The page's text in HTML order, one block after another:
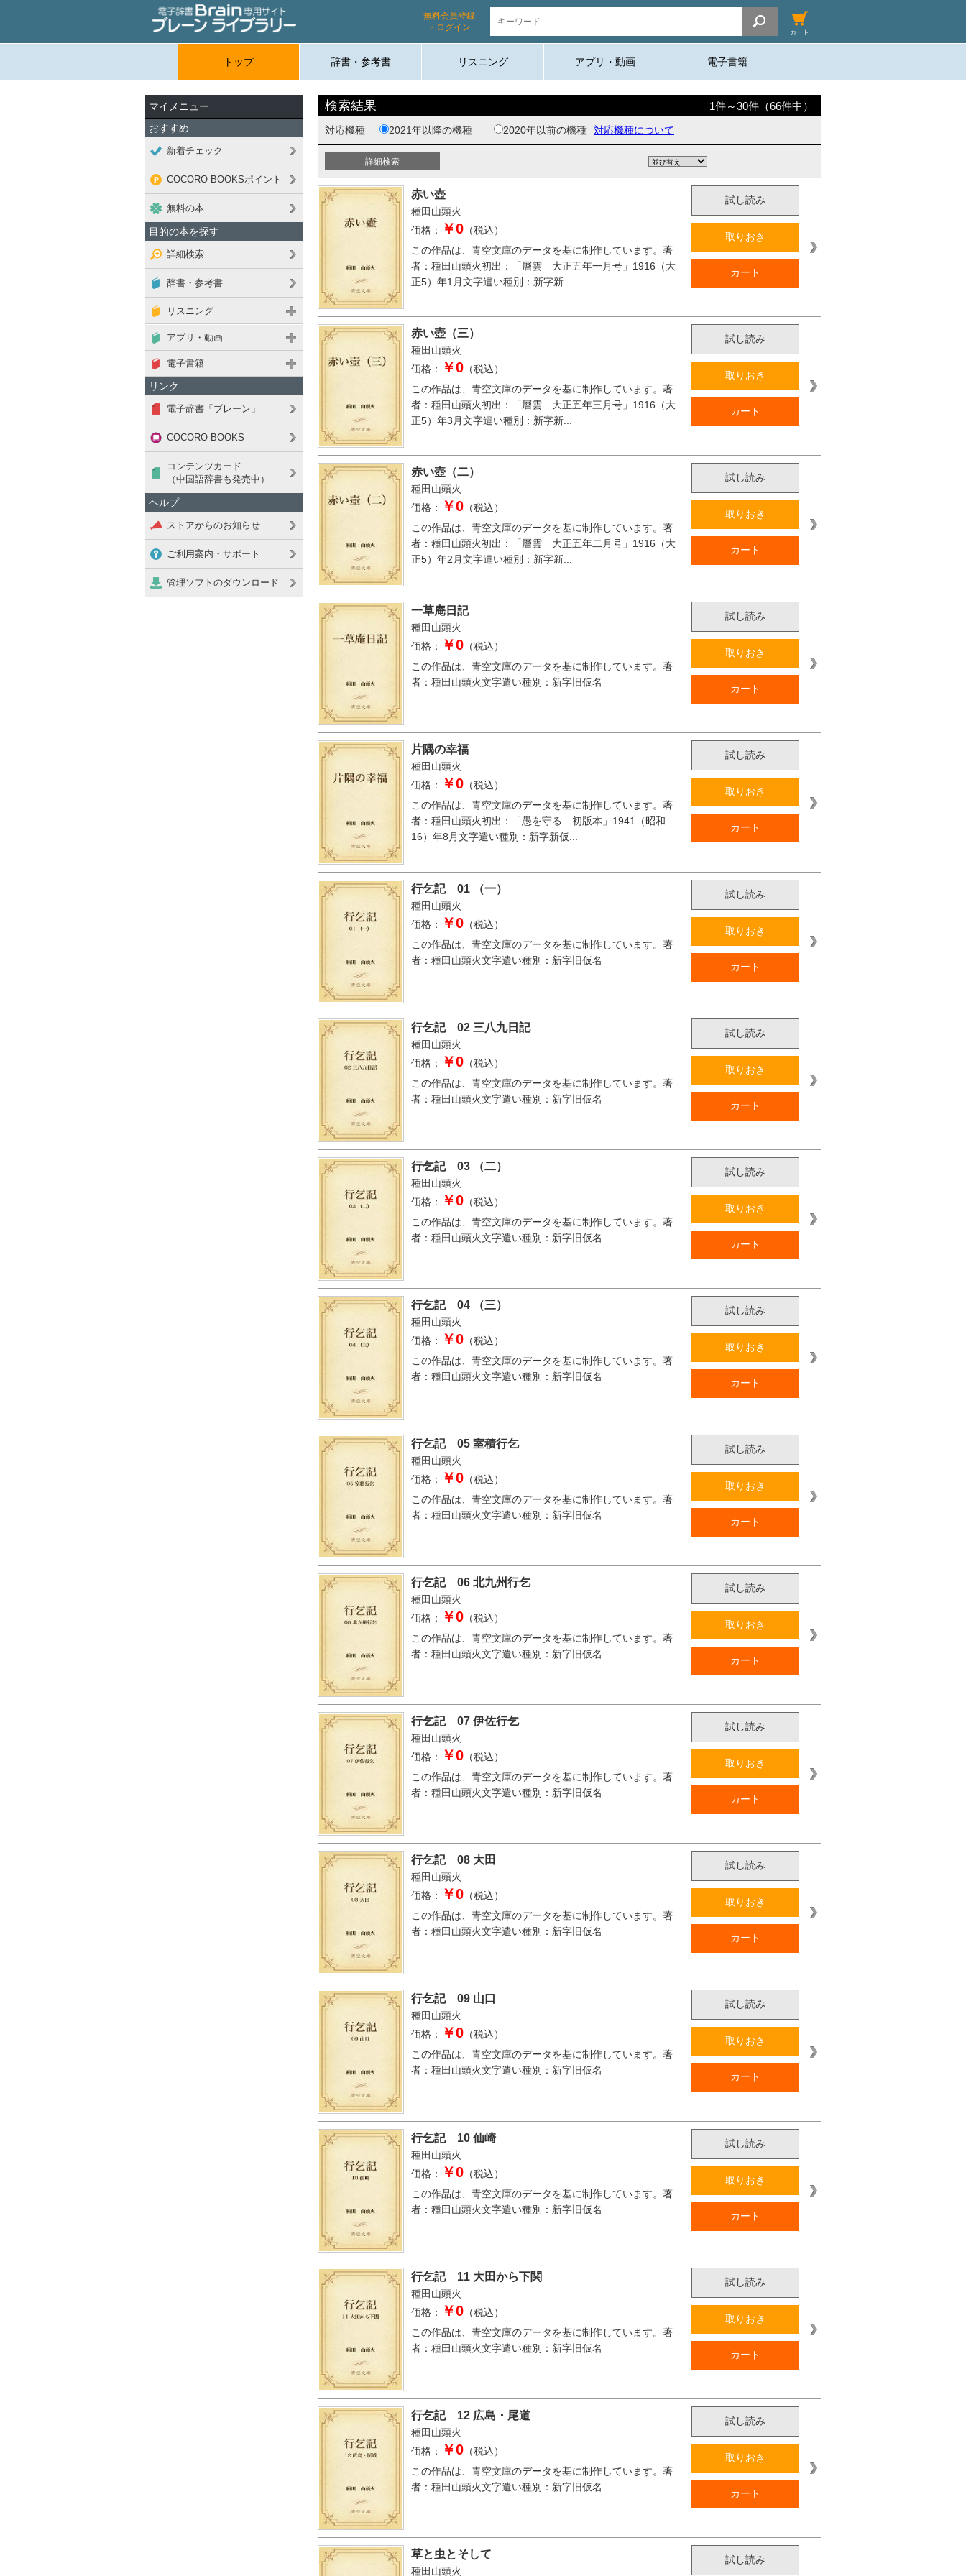
無料会員登録
・ログイン
カート
トップ 辞書・参考書 リスニング アプリ・動画 電子書籍
検索結果 1件～30件（66件中）
対応機種 2021年以降の機種 2020年以前の機種 対応機種について
赤い壺
種田山頭火
価格：
￥0 （税込）
試し読み
取りおき
カート
この作品は、青空文庫のデータを基に制作しています。著
者：種田山頭火初出：「層雲 大正五年一月号」1916（大
正5）年1月文字遣い種別：新字新...
赤い壺（三）
種田山頭火
価格：
￥0 （税込）
試し読み
取りおき
カート
この作品は、青空文庫のデータを基に制作しています。著
者：種田山頭火初出：「層雲 大正五年三月号」1916（大
正5）年3月文字遣い種別：新字新...
赤い壺（二）
種田山頭火
価格：
￥0 （税込）
試し読み
取りおき
カート
この作品は、青空文庫のデータを基に制作しています。著
者：種田山頭火初出：「層雲 大正五年二月号」1916（大
正5）年2月文字遣い種別：新字新...
一草庵日記
種田山頭火
価格：
￥0 （税込）
試し読み
取りおき
カート
この作品は、青空文庫のデータを基に制作しています。著
者：種田山頭火文字遣い種別：新字旧仮名
片隅の幸福
種田山頭火
価格：
￥0 （税込）
試し読み
取りおき
カート
この作品は、青空文庫のデータを基に制作しています。著
者：種田山頭火初出：「愚を守る 初版本」1941（昭和
16）年8月文字遣い種別：新字新仮...
行乞記 01 （一）
種田山頭火
価格：
￥0 （税込）
試し読み
取りおき
カート
この作品は、青空文庫のデータを基に制作しています。著
者：種田山頭火文字遣い種別：新字旧仮名
行乞記 02 三八九日記
種田山頭火
価格：
￥0 （税込）
試し読み
取りおき
カート
この作品は、青空文庫のデータを基に制作しています。著
者：種田山頭火文字遣い種別：新字旧仮名
行乞記 03 （二）
種田山頭火
価格：
￥0 （税込）
試し読み
取りおき
カート
この作品は、青空文庫のデータを基に制作しています。著
者：種田山頭火文字遣い種別：新字旧仮名
行乞記 04 （三）
種田山頭火
価格：
￥0 （税込）
試し読み
取りおき
カート
この作品は、青空文庫のデータを基に制作しています。著
者：種田山頭火文字遣い種別：新字旧仮名
行乞記 05 室積行乞
種田山頭火
価格：
￥0 （税込）
試し読み
取りおき
カート
この作品は、青空文庫のデータを基に制作しています。著
者：種田山頭火文字遣い種別：新字旧仮名
行乞記 06 北九州行乞
種田山頭火
価格：
￥0 （税込）
試し読み
取りおき
カート
この作品は、青空文庫のデータを基に制作しています。著
者：種田山頭火文字遣い種別：新字旧仮名
行乞記 07 伊佐行乞
種田山頭火
価格：
￥0 （税込）
試し読み
取りおき
カート
この作品は、青空文庫のデータを基に制作しています。著
者：種田山頭火文字遣い種別：新字旧仮名
行乞記 08 大田
種田山頭火
価格：
￥0 （税込）
試し読み
取りおき
カート
この作品は、青空文庫のデータを基に制作しています。著
者：種田山頭火文字遣い種別：新字旧仮名
行乞記 09 山口
種田山頭火
価格：
￥0 （税込）
試し読み
取りおき
カート
この作品は、青空文庫のデータを基に制作しています。著
者：種田山頭火文字遣い種別：新字旧仮名
行乞記 10 仙崎
種田山頭火
価格：
￥0 （税込）
試し読み
取りおき
カート
この作品は、青空文庫のデータを基に制作しています。著
者：種田山頭火文字遣い種別：新字旧仮名
行乞記 11 大田から下関
種田山頭火
価格：
￥0 （税込）
試し読み
取りおき
カート
この作品は、青空文庫のデータを基に制作しています。著
者：種田山頭火文字遣い種別：新字旧仮名
行乞記 12 広島・尾道
種田山頭火
価格：
￥0 （税込）
試し読み
取りおき
カート
この作品は、青空文庫のデータを基に制作しています。著
者：種田山頭火文字遣い種別：新字旧仮名
草と虫とそして
種田山頭火
試し読み
マイメニュー
おすすめ
新着チェック
COCORO BOOKSポイント
無料の本
目的の本を探す
詳細検索
辞書・参考書
リスニング
アプリ・動画
電子書籍
リンク
電子辞書「ブレーン」
COCORO BOOKS
コンテンツカード
（中国語辞書も発売中）
ヘルプ
ストアからのお知らせ
ご利用案内・サポート
管理ソフトのダウンロード